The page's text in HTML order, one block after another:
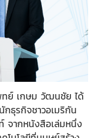
ทย์ เกษม วัฒนชัย ได้
ธุรกิจชาวอเมริกัน
จากหนังสือเล่มหนึ่ง